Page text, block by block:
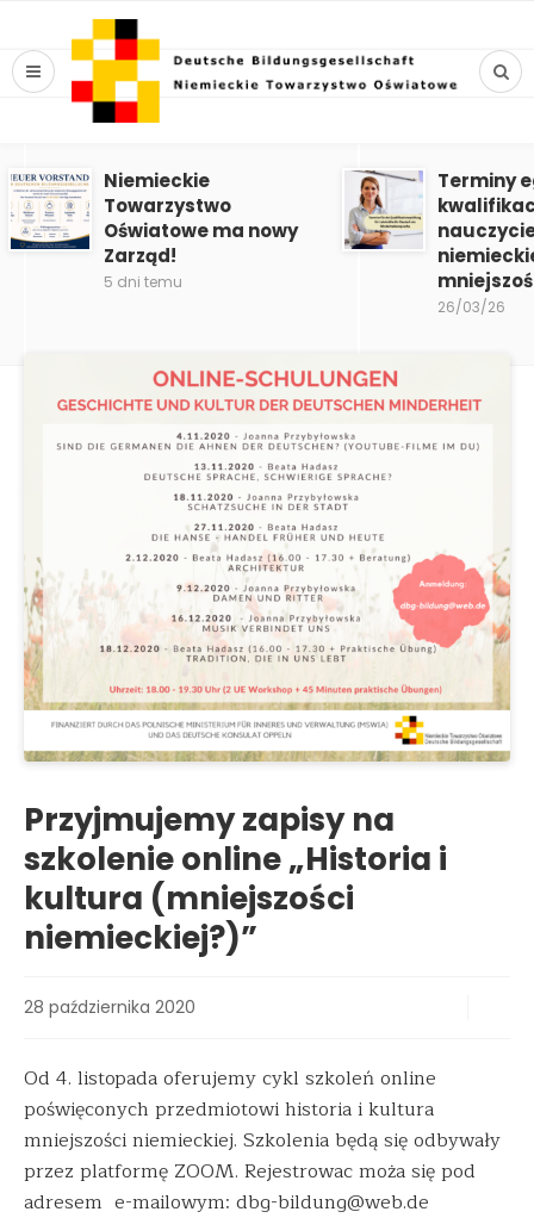
Niemieckie
Towarzystwo
Oświatowe ma nowy
Zarząd!
5 dni temu
Terminy
26/03/26
Przyjmujemy zapisy na
szkolenie online „Historia i
kultura (mniejszości
niemieckiej?)”
28 października 2020
Od 4. listopada oferujemy cykl szkoleń online
poświęconych przedmiotowi historia i kultura
mniejszości niemieckiej. Szkolenia będą się odbywały
przez platformę ZOOM. Rejestrowac moża się pod
adresem e-mailowym: dbg-bildung@web.de